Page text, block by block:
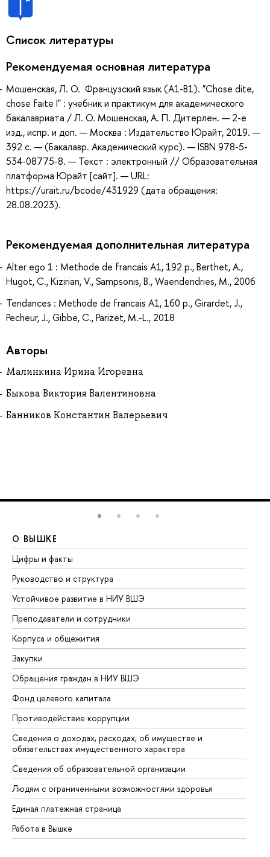
Список литературы
Рекомендуемая основная литература
Мошенская, Л. О. Французский язык (A1-B1). "Chose dite,
chose faite I" : учебник и практикум для академического
бакалавриата / Л. О. Мошенская, А. П. Дитерлен. — 2-е
изд., испр. и доп. — Москва : Издательство Юрайт, 2019. —
392 с. — (Бакалавр. Академический курс). — ISBN 978-5-
534-08775-8. — Текст : электронный // Образовательная
платформа Юрайт [сайт]. — URL:
https://urait.ru/bcode/431929 (дата обращения:
28.08.2023).
Рекомендуемая дополнительная литература
Alter ego 1 : Methode de francais A1, 192 p., Berthet, A.,
Hugot, C., Kizirian, V., Sampsonis, B., Waendendries, M., 2006
Tendances : Methode de francais A1, 160 p., Girardet, J.,
Pecheur, J., Gibbe, C., Parizet, M.-L., 2018
Авторы
Малинкина Ирина Игоревна
Быкова Виктория Валентиновна
Банников Константин Валерьевич
О ВЫШКЕ
Цифры и факты
Руководство и структура
Устойчивое развитие в НИУ ВШЭ
Преподаватели и сотрудники
Корпуса и общежития
Закупки
Обращения граждан в НИУ ВШЭ
Фонд целевого капитала
Противодействие коррупции
Сведения о доходах, расходах, об имуществе и
обязательствах имущественного характера
Сведения об образовательной организации
Людям с ограниченными возможностями здоровья
Единая платежная страница
Работа в Вышке